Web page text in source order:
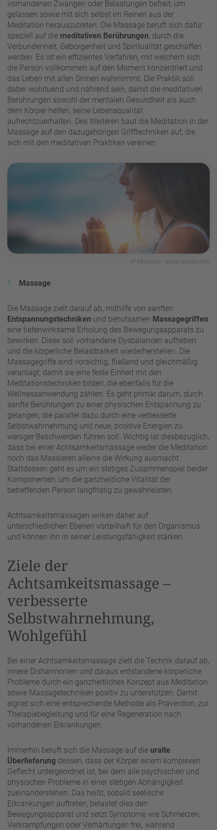
vorhandenen Zwängen oder Belastungen befreit, um
gelassen sowie mit sich selbst im Reinen aus der
Meditation herauszutreten. Die Massage beruft sich dafür
speziell auf die meditativen Berührungen, durch die
Verbundenheit, Geborgenheit und Spiritualität geschaffen
werden. Es ist ein effizientes Verfahren, mit welchem sich
die Person vollkommen auf den Moment konzentriert und
das Leben mit allen Sinnen wahrnimmt. Die Praktik soll
dabei wohltuend und nährend sein, damit die meditativen
Berührungen sowohl der mentalen Gesundheit als auch
dem Körper helfen, seine Lebensqualität
aufrechtzuerhalten. Des Weiteren baut die Meditation in der
Massage auf den dazugehörigen Grifftechniken auf, die
sich mit den meditativen Praktiken vereinen.
© Microgen - stock.adobe.com
Massage
Die Massage zielt darauf ab, mithilfe von sanften
Entspannungstechniken und behutsamen Massagegriffen
eine tiefenwirksame Erholung des Bewegungsapparats zu
bewirken. Diese soll vorhandene Dysbalancen aufheben
und die körperliche Belastbarkeit wiederherstellen. Die
Massagegriffe sind vorsichtig, fließend und gleichmäßig
veranlagt, damit sie eine feste Einheit mit den
Meditationstechniken bilden, die ebenfalls für die
Wellnessanwendung zählen. Es geht primär darum, durch
sanfte Berührungen zu einer physischen Entspannung zu
gelangen, die parallel dazu durch eine verbesserte
Selbstwahrnehmung und neue, positive Energien zu
weniger Beschwerden führen soll. Wichtig ist diesbezüglich,
dass bei einer Achtsamkeitsmassage weder die Meditation
noch das Massieren alleine die Wirkung ausmacht.
Stattdessen geht es um ein stetiges Zusammenspiel beider
Komponenten, um die ganzheitliche Vitalität der
betreffenden Person langfristig zu gewährleisten.
Achtsamkeitsmassagen wirken daher auf
unterschiedlichen Ebenen vorteilhaft für den Organismus
und können ihn in seiner Leistungsfähigkeit stärken.
Ziele der
Achtsamkeitsmassage –
verbesserte
Selbstwahrnehmung,
Wohlgefühl
Bei einer Achtsamkeitsmassage zielt die Technik darauf ab,
innere Disharmonien und daraus entstandene körperliche
Probleme durch ein ganzheitliches Konzept aus Meditation
sowie Massagetechniken positiv zu unterstützen. Damit
eignet sich eine entsprechende Methode als Prävention, zur
Therapiebegleitung und für eine Regeneration nach
vorhandenen Erkrankungen.
Immerhin beruft sich die Massage auf die uralte
Überlieferung dessen, dass der Körper einem komplexen
Geflecht untergeordnet ist, bei dem alle psychischen und
physischen Probleme in einer stetigen Abhängigkeit
zueinanderstehen. Das heißt, sobald seelische
Erkrankungen auftreten, belastet dies den
Bewegungsapparat und setzt Symptome wie Schmerzen,
Verkrampfungen oder Verhärtungen frei, während